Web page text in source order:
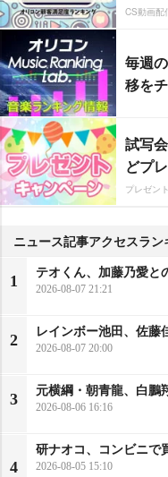
CS動画配
毎週
移を
試写
どプ
プレゼン
ニュース記事アクセスラン
1
テオくん、加藤乃愛と
2026-08-07 21:21
2
レインボー池田、佐藤
2026-08-07 20:00
3
元横綱・朝青龍、白鵬
2026-08-06 16:16
4
研ナオコ、コンビニで
2026-08-05 15:10